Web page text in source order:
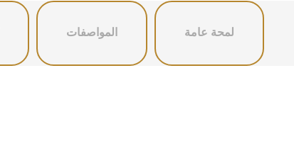
المواصفات لمحة عامة